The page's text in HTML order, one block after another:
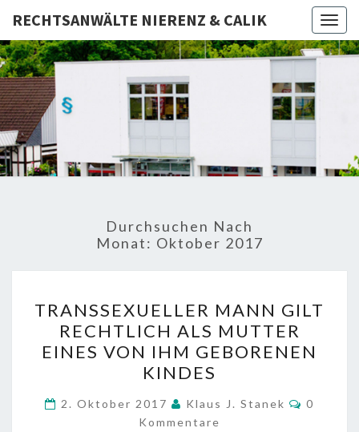
RECHTSANWÄLTE NIERENZ & CALIK
Rechtsanwälte
Durchsuchen Nach
Monat: Oktober 2017
MANN
GILT
RECHTLICH
ALS
MUTTER
EINES
TRANSSEXUELLER MANN GILT
RECHTLICH ALS MUTTER
EINES VON IHM GEBORENEN
KINDES
2. Oktober 2017 Klaus J. Stanek
0
Kommentare